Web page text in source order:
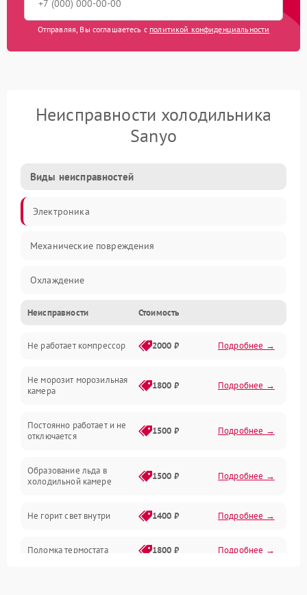
Отправляя, Вы соглашаетесь с политикой конфиденциальности
Неисправности холодильника
Sanyo
Виды неисправностей
Электроника
Механические повреждения
Охлаждение
Механика
Электропитание
Дренаж
Неисправности Стоимость
Не работает компрессор 2000 ₽ Подробнее →
Не морозит морозильная
камера
1800 ₽ Подробнее →
Постоянно работает и не
отключается
1500 ₽ Подробнее →
Образование льда в
холодильной камере
1500 ₽ Подробнее →
Не горит свет внутри 1400 ₽ Подробнее →
Поломка термостата 1800 ₽ Подробнее →